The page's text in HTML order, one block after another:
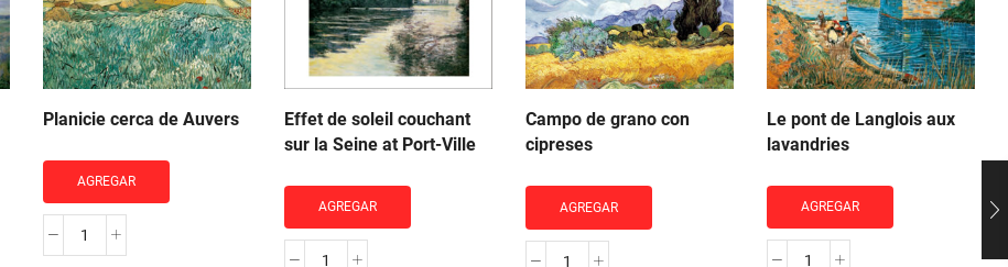
Planicie cerca de Auvers
AGREGAR
Planicie
Effet de soleil couchant
sur la Seine at Port-Ville
AGREGAR
Campo de grano con
cipreses
AGREGAR
Le pont de Langlois aux
lavandries
AGREGAR